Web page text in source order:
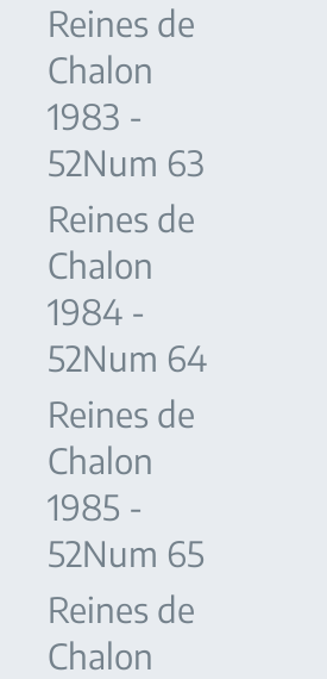
Reines de
Chalon
1983 -
52Num 63
Reines de
Chalon
1984 -
52Num 64
Reines de
Chalon
1985 -
52Num 65
Reines de
Chalon